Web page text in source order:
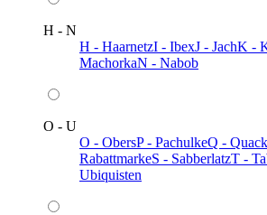
H - N
H - HaarnetzI - IbexJ - JachK -
MachorkaN - Nabob
O - U
O - ObersP - PachulkeQ -
RabattmarkeS - SabberlatzT -
Ubiquisten